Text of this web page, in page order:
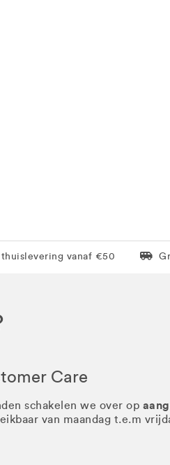
vanaf €50
Care
schakelen we over op
van maandag t.e.m